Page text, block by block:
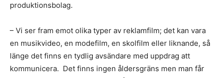
produktionsbolag.
– Vi ser fram emot olika typer av reklamfilm; det kan vara
en musikvideo, en modefilm, en skolfilm eller liknande, så
länge det finns en tydlig avsändare med uppdrag att
kommunicera. Det finns ingen åldersgräns men man får